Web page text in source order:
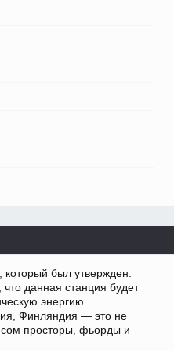
который был утвержден.
данная станция будет
энергию.
Финляндия — это не
просторы, фьорды и